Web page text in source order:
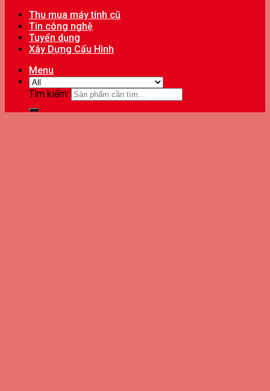
Thu mua máy tính cũ
Tin công nghệ
Tuyển dụng
Xây Dựng Cấu Hình
Menu
Tìm kiếm: